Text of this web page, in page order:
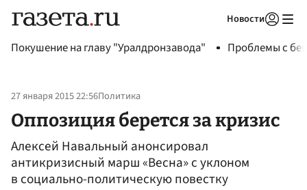
Новости
Покушение на главу "Уралдронзавода" Проблемы с
27 января 2015 22:56Политика
Оппозиция берется за кризис
Алексей Навальный анонсировал
антикризисный марш «Весна» с уклоном
в социально-политическую повестку